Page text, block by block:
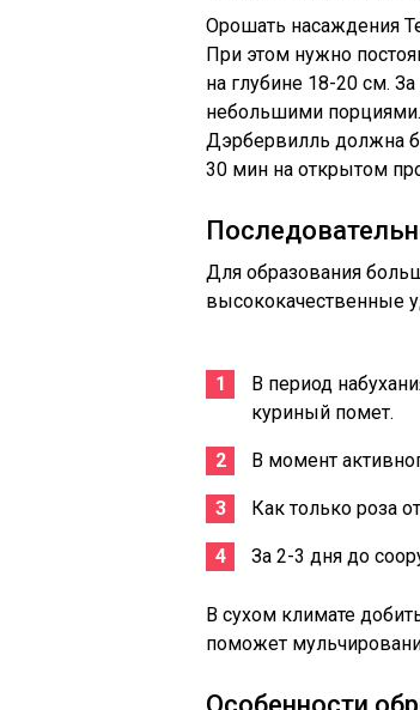
Орошать насаждения
При этом нужно
на глубине 18-20 см.
небольшими
Дэрбервилль должна
30 мин на открытом
Для образования
высококачественные
В период
куриный помет.
В момент
Как только роза
За 2-3 дня до
В сухом климате
поможет